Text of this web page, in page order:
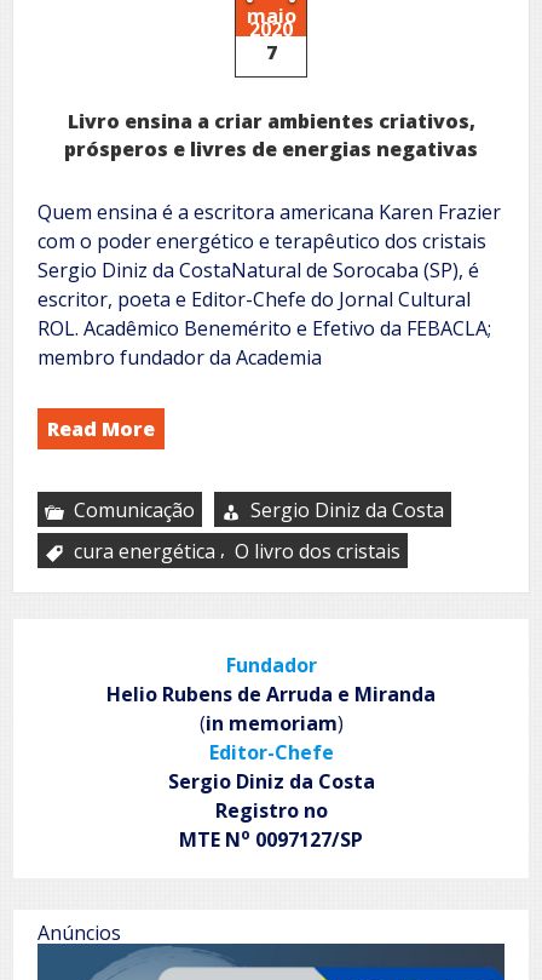
maio
2020
7
Livro ensina a criar ambientes criativos,
prósperos e livres de energias negativas
Quem ensina é a escritora americana Karen Frazier
com o poder energético e terapêutico dos cristais
Sergio Diniz da CostaNatural de Sorocaba (SP), é
escritor, poeta e Editor-Chefe do Jornal Cultural
ROL. Acadêmico Benemérito e Efetivo da FEBACLA;
membro fundador da Academia
Read More
Comunicação
Sergio Diniz da Costa
cura energética , O livro dos cristais
Fundador
Helio Rubens de Arruda e Miranda
(in memoriam)
Editor-Chefe
Sergio Diniz da Costa
Registro no
MTE No 0097127/SP
Anúncios